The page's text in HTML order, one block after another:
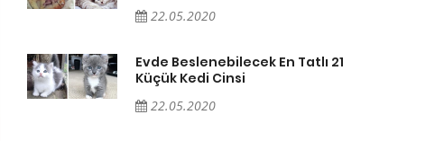
22.05.2020
Evde Beslenebilecek En Tatlı 21
Küçük Kedi Cinsi
22.05.2020